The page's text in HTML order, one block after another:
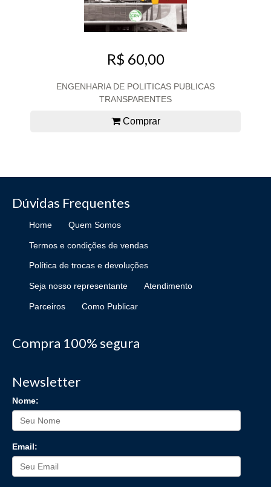
R$ 60,00
ENGENHARIA DE POLITICAS PUBLICAS
TRANSPARENTES
Comprar
Dúvidas Frequentes
Home Quem Somos
Termos e condições de vendas
Política de trocas e devoluções
Seja nosso representante Atendimento
Parceiros Como Publicar
Compra 100% segura
Newsletter
Nome:
Email: